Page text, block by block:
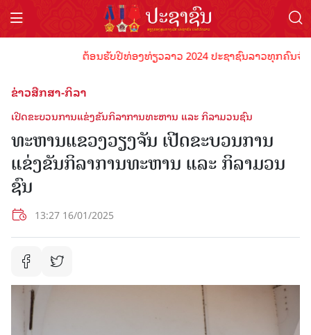
ຕ້ອນຮັບປີທ່ອງທ່ຽວລາວ 2024 ປະຊາຊົນລາວທຸກຄົນຈົ່ງ
ຂ່າວສືກສາ-ກິລາ
ເປີດຂະບວນການແຂ່ງຂັນກິລາການທະຫານ ແລະ ກິລາມວນຊົນ
ທະຫານແຂວງວຽງຈັນ ເປີດຂະບວນການ
ແຂ່ງຂັນກິລາການທະຫານ ແລະ ກິລາມວນ
ຊົນ
13:27 16/01/2025